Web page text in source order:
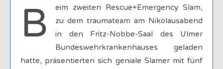
B
eim zweiten Rescue+Emergency Slam,
zu dem traumateam am Nikolausabend
in den Fritz-Nobbe-Saal des Ulmer
Bundeswehrkrankenhauses geladen
hatte, präsentierten sich geniale Slamer mit fünf